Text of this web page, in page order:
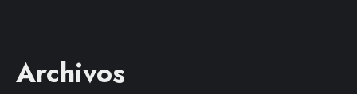
Archivos